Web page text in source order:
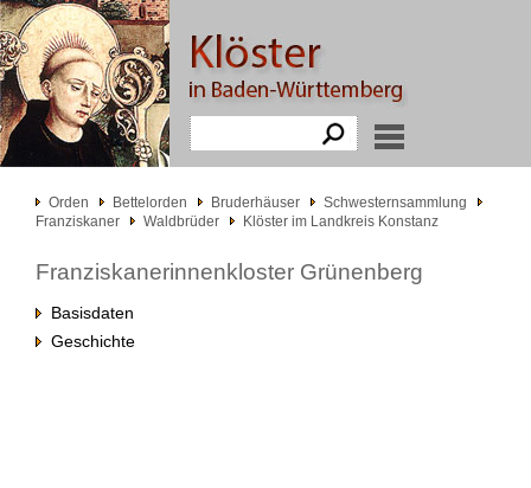
Orden Bettelorden Bruderhäuser
Schwesternsammlung
Franziskaner
Waldbrüder Klöster im Landkreis Konstanz
Franziskanerinnenkloster Grünenberg
Basisdaten
Geschichte